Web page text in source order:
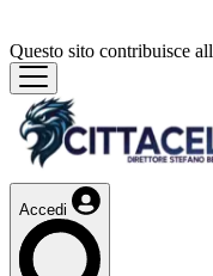
Questo sito contribuisce
Accedi